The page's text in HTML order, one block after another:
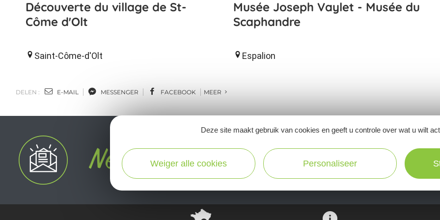
Découverte du village de St-
Côme d'Olt
Saint-Côme-d'Olt
Musée Joseph Vaylet - Musée du
Scaphandre
Espalion
DELEN : E-MAIL MESSENGER FACEBOOK MEER
Ne manquez pas notre newsletter mensuelle
inspirer pour profiter pleinement de votre
Deze site maakt gebruik van cookies en geeft u controle over wat u wilt
Weiger alle cookies Personaliseer